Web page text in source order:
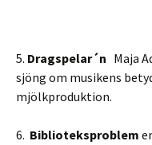
5. Dragspelar´n Maja
sjöng om musikens
mjölkproduktion.
6. Biblioteksproblem